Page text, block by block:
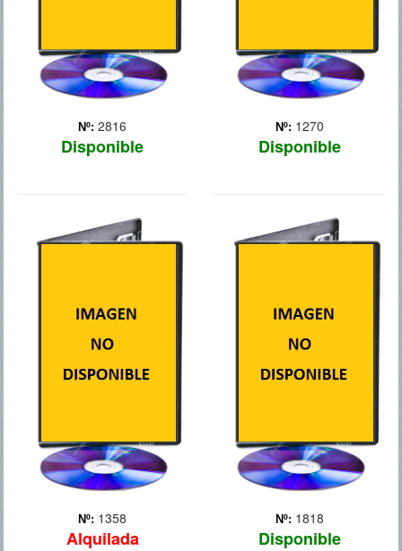
Nº: 2816
Disponible
Nº: 1270
Disponible
Nº: 1358
Alquilada
Tras un accidente año y
medio atrás en el que sólo
Presidente Asher (Aaron
Eckhart), el agente del
Servicio Secreto Mike
Banning (Gerard Butler)
Nº: 1818
Disponible
Jim Grant (Robert Redford),
un antiguo activista radical,
anónima con su hija en los
alrededores de Albany, en
Nueva York. Pero su
tranquila vida dará un